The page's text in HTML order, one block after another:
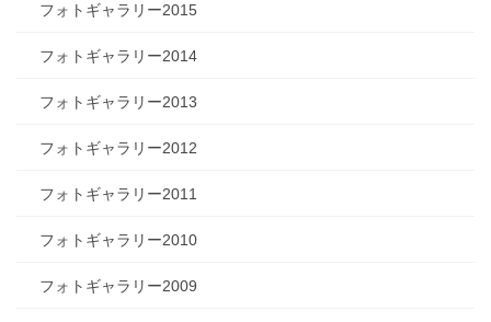
フォトギャラリー2015
フォトギャラリー2014
フォトギャラリー2013
フォトギャラリー2012
フォトギャラリー2011
フォトギャラリー2010
フォトギャラリー2009